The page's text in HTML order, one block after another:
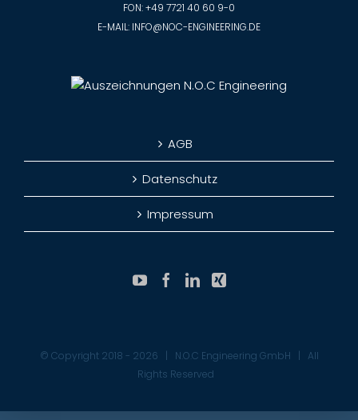
FON:+49 7721 40 60 9-0
E-MAIL: INFO@NOC-ENGINEERING.DE
AGB
Datenschutz
Impressum
© Copyright 2018 - 2026 | N.O.C Engineering GmbH | All
Rights Reserved